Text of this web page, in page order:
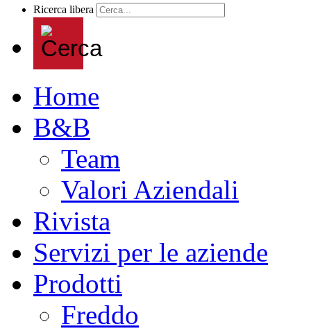
Ricerca libera
Home
B&B
Team
Valori Aziendali
Rivista
Servizi per le aziende
Prodotti
Freddo